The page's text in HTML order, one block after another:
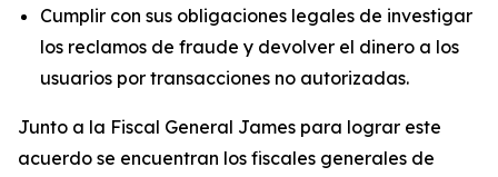
Cumplir con sus obligaciones legales de investigar
los reclamos de fraude y devolver el dinero a los
usuarios por transacciones no autorizadas.
Junto a la Fiscal General James para lograr este
acuerdo se encuentran los fiscales generales de